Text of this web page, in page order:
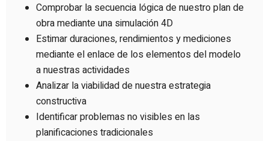
Comprobar la secuencia lógica de nuestro plan de
obra mediante una simulación 4D
Estimar duraciones, rendimientos y mediciones
mediante el enlace de los elementos del modelo
a nuestras actividades
Analizar la viabilidad de nuestra estrategia
constructiva
Identificar problemas no visibles en las
planificaciones tradicionales